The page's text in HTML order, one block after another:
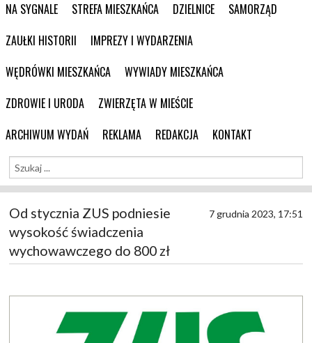
NA SYGNALE
STREFA MIESZKAŃCA DZIELNICE
SAMORZĄD
ZAUŁKI HISTORII
IMPREZY I WYDARZENIA
WĘDRÓWKI MIESZKAŃCA
WYWIADY MIESZKAŃCA
ZDROWIE I URODA
ZWIERZĘTA W MIEŚCIE
ARCHIWUM WYDAŃ
REKLAMA REDAKCJA KONTAKT
Od stycznia ZUS podniesie
wysokość świadczenia
wychowawczego do 800 zł
7 grudnia 2023, 17:51